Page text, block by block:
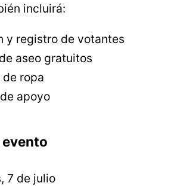
incluirá:
y registro de votantes
aseo gratuitos
ropa
apoyo
evento
7 de julio